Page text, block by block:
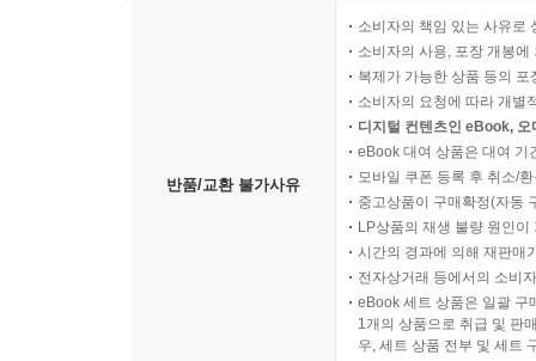
반품/교환 불가사유
소비자의 책임 있는 사유로
소비자의 사용, 포장 개봉
복제가 가능한 상품 등의
소비자의 요청에 따라 개별
디지털 컨텐츠인 eBook,
eBook 대여 상품은 대여 기
모바일 쿠폰 등록 후 취소/
중고상품이 구매확정(자동
LP상품의 재생 불량 원인
시간의 경과에 의해 재판매
전자상거래 등에서의 소비
eBook 세트 상품은 일괄 구
1개의 상품으로 취급 및 판
우, 세트 상품 전부 및 세트